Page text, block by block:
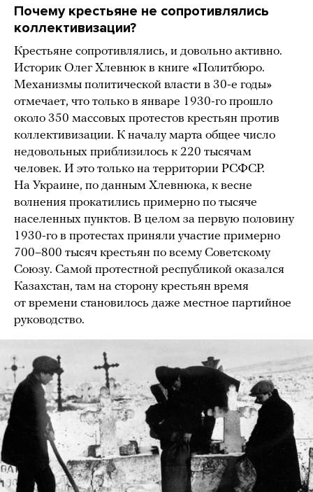
Почему крестьяне не сопротивлялись
коллективизации?
Крестьяне сопротивлялись, и довольно активно.
Историк Олег Хлевнюк в книге «Политбюро.
Механизмы политической власти в 30-е годы»
отмечает, что только в январе 1930-го прошло
около 350 массовых протестов крестьян против
коллективизации. К началу марта общее число
недовольных приблизилось к 220 тысячам
человек. И это только на территории РСФСР.
На Украине, по данным Хлевнюка, к весне
волнения прокатились примерно по тысяче
населенных пунктов. В целом за первую половину
1930-го в протестах приняли участие примерно
700–800 тысяч крестьян по всему Советскому
Союзу. Cамой протестной республикой оказался
Казахстан, там на сторону крестьян время
от времени становилось даже местное партийное
руководство.